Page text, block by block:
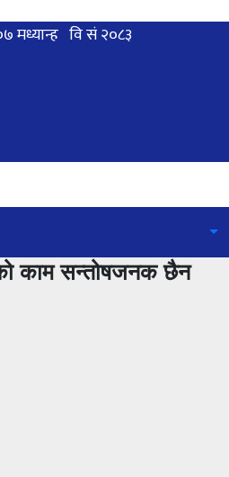
काम सन्तोषजनक छैन